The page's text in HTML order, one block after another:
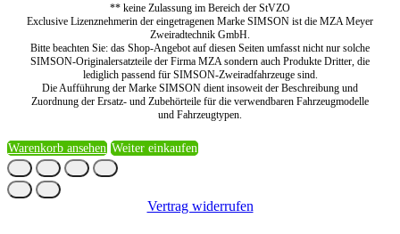
** keine Zulassung im Bereich der StVZO
Exclusive Lizenznehmerin der eingetragenen Marke SIMSON ist die MZA Meyer
Zweiradtechnik GmbH.
Bitte beachten Sie: das Shop-Angebot auf diesen Seiten umfasst nicht nur solche
SIMSON-Originalersatzteile der Firma MZA sondern auch Produkte Dritter, die
lediglich passend für SIMSON-Zweiradfahrzeuge sind.
Die Aufführung der Marke SIMSON dient insoweit der Beschreibung und
Zuordnung der Ersatz- und Zubehörteile für die verwendbaren Fahrzeugmodelle
und Fahrzeugtypen.
Warenkorb ansehen Weiter einkaufen
Vertrag widerrufen